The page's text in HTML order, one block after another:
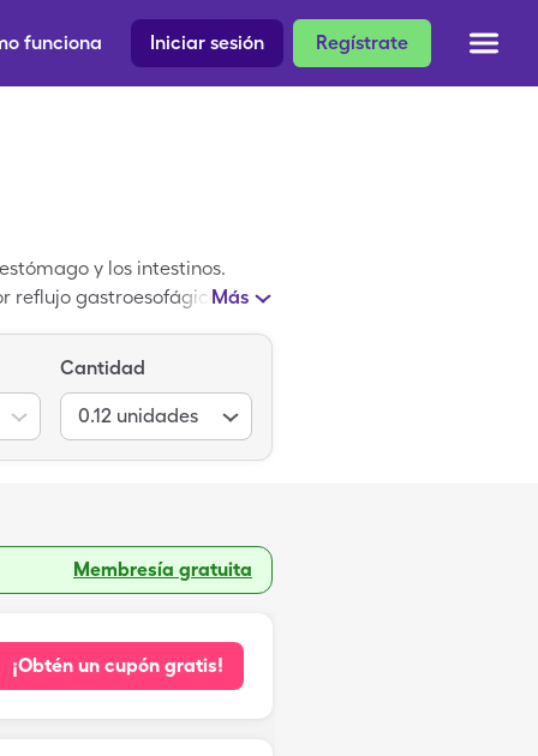
Regístrate
Iniciar sesión
funciona
y los intestinos.
reflujo gastroesofágico
pero este precio se
como CVS, Walmart, Kroger
Más
Cantidad
0.12 unidades
Membresía gratuita
¡Obtén un cupón gratis!